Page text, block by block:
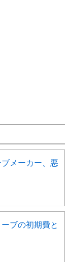
メーカー、悪
ブの初期費と